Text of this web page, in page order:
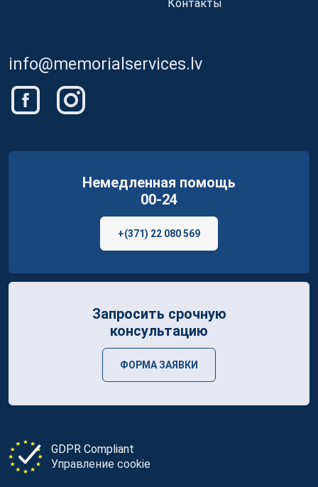
Контакты
info@memorialservices.lv
GDPR Compliant
Управление cookie
Немедленная помощь
00-24
+(371) 22 080 569
Запросить срочную
консультацию
ФОРМА ЗАЯВКИ